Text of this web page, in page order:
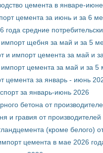
цемента в январе-
цемента за июнь и за 6
года средние
импорт щебня за май и за 5
и импорт цемента за май и
импорт цемента за май и за
цемента за январь - июнь
за январь-июнь 2026
бетона от
и гравия от
(кроме белого)
цемента в мае 2026